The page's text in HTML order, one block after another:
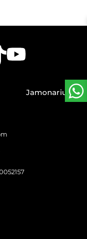
Jamonarium